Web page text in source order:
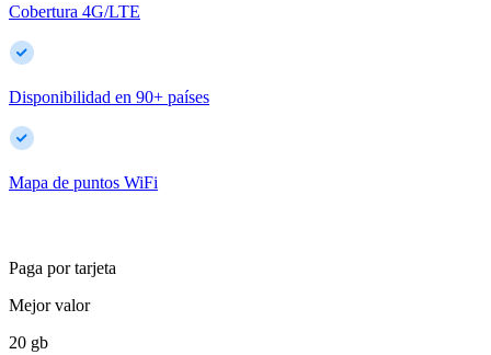
Cobertura 4G/LTE
Disponibilidad en 90+ países
Mapa de puntos WiFi
Paga por tarjeta
Mejor valor
20 gb